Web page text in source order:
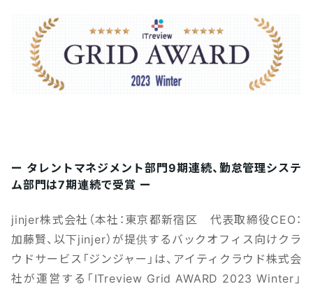
ー タレントマネジメント部門9期連続、勤怠管理システ
ム部門は7期連続で受賞 ー
jinjer株式会社（本社：東京都新宿区 代表取締役CEO：
加藤賢、以下jinjer）が提供するバックオフィス向けクラ
ウドサービス「ジンジャー」は、アイティクラウド株式会
社が運営する「ITreview Grid AWARD 2023 Winter」